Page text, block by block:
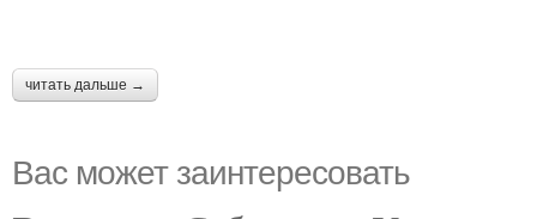
читать дальше →
Вас может заинтересовать